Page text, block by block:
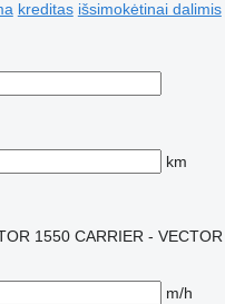
kreditas išsimokėtinai dalimis
km
1550 CARRIER -
m/h